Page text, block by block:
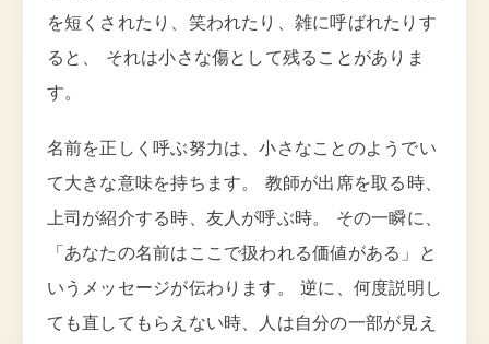
を短くされたり、笑われたり、雑に呼ばれたりす
ると、 それは小さな傷として残ることがありま
す。
名前を正しく呼ぶ努力は、小さなことのようでい
て大きな意味を持ちます。 教師が出席を取る時、
上司が紹介する時、友人が呼ぶ時。 その一瞬に、
「あなたの名前はここで扱われる価値がある」と
いうメッセージが伝わります。 逆に、何度説明し
ても直してもらえない時、人は自分の一部が見え